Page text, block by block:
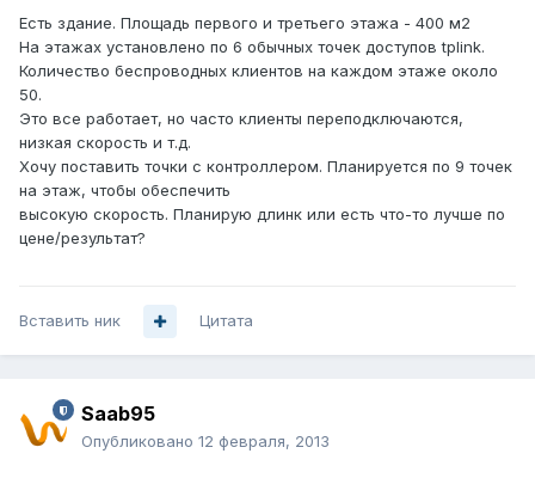
Есть здание. Площадь первого и третьего этажа - 400 м2
На этажах установлено по 6 обычных точек доступов tplink.
Количество беспроводных клиентов на каждом этаже около
50.
Это все работает, но часто клиенты переподключаются,
низкая скорость и т.д.
Хочу поставить точки с контроллером. Планируется по 9 точек
на этаж, чтобы обеспечить
высокую скорость. Планирую длинк или есть что-то лучше по
цене/результат?
Вставить ник Цитата
Saab95
Опубликовано 12 февраля, 2013